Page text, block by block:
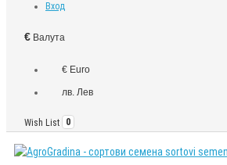
Вход
€ Валута
€ Euro
лв. Лев
Wish List 0